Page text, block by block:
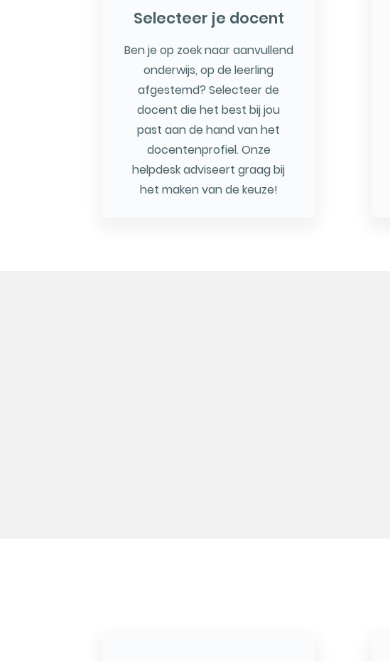
Selecteer je docent
Ben je op zoek naar aanvullend
onderwijs, op de leerling
afgestemd? Selecteer de
docent die het best bij jou
past aan de hand van het
docentenprofiel. Onze
helpdesk adviseert graag bij
het maken van de keuze!